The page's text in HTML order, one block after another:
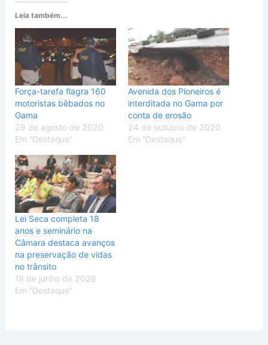
Leia também...
Força-tarefa flagra 160
motoristas bêbados no
Gama
29 de agosto de 2020
Em "Destaque"
Avenida dos Pioneiros é
interditada no Gama por
conta de erosão
24 de outubro de 2020
Em "Destaque"
Lei Seca completa 18
anos e seminário na
Câmara destaca avanços
na preservação de vidas
no trânsito
18 de junho de 2026
Em "Destaque"